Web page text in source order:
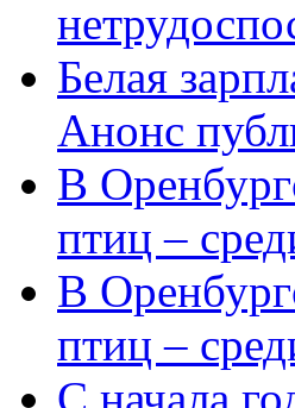
Белая
Анонс
В
птиц –
В
птиц –